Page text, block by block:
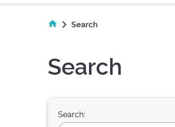
Search
Search
Search: